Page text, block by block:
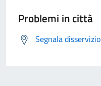
Problemi in città
Segnala disservizio